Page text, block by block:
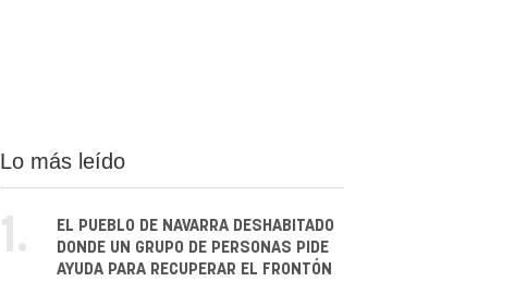
Lo más leído
1.
EL PUEBLO DE NAVARRA DESHABITADO
DONDE UN GRUPO DE PERSONAS PIDE
AYUDA PARA RECUPERAR EL FRONTÓN